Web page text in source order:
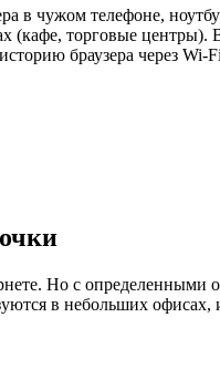
чужом телефоне,
торговые
браузера через Wi-
Но с
в небольших